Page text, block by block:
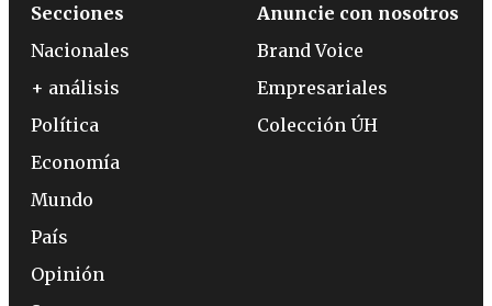
Secciones
Nacionales
+ análisis
Política
Economía
Mundo
País
Opinión
Anuncie con nosotros
Brand Voice
Empresariales
Colección ÚH